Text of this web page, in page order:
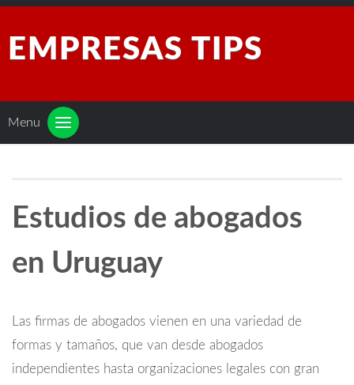
EMPRESAS TIPS
Menu
Estudios de abogados
en Uruguay
Las firmas de abogados vienen en una variedad de
formas y tamaños, que van desde abogados
independientes hasta organizaciones legales con gran